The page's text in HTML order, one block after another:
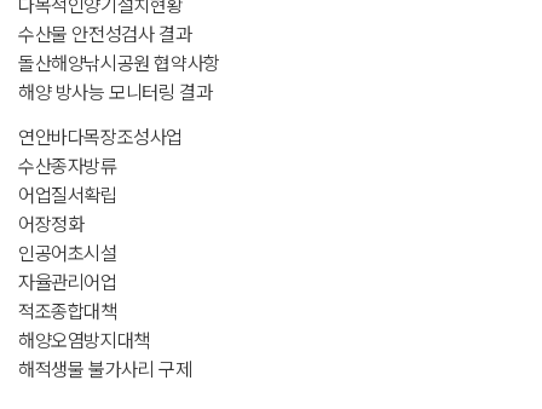
다목적인양기설치현황
수산물 안전성검사 결과
돌산해양낚시공원 협약사항
해양 방사능 모니터링 결과
연안바다목장조성사업
수산종자방류
어업질서확립
어장정화
인공어초시설
자율관리어업
적조종합대책
해양오염방지대책
해적생물 불가사리 구제